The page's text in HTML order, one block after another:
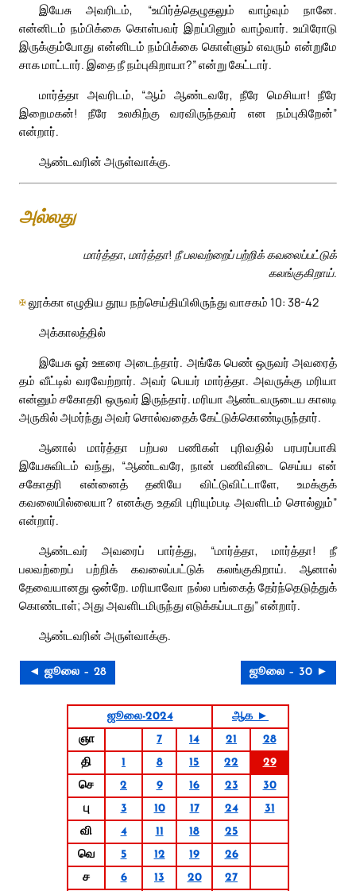
இயேசு அவரிடம், “உயிர்த்தெழுதலும் வாழ்வும் நானே.
என்னிடம் நம்பிக்கை கொள்பவர் இறப்பினும் வாழ்வார். உயிரோடு
இருக்கும்போது என்னிடம் நம்பிக்கை கொள்ளும் எவரும் என்றுமே
சாக மாட்டார். இதை நீ நம்புகிறாயா?” என்று கேட்டார்.
மார்த்தா அவரிடம், “ஆம் ஆண்டவரே, நீரே மெசியா! நீரே
இறைமகன்! நீரே உலகிற்கு வரவிருந்தவர் என நம்புகிறேன்”
என்றார்.
ஆண்டவரின் அருள்வாக்கு.
அல்லது
மார்த்தா, மார்த்தா! நீ பலவற்றைப் பற்றிக் கவலைப்பட்டுக்
கலங்குகிறாய்.
✠லூக்கா எழுதிய தூய நற்செய்தியிலிருந்து வாசகம் 10: 38-42
அக்காலத்தில்
இயேசு ஓர் ஊரை அடைந்தார். அங்கே பெண் ஒருவர் அவரைத்
தம் வீட்டில் வரவேற்றார். அவர் பெயர் மார்த்தா. அவருக்கு மரியா
என்னும் சகோதரி ஒருவர் இருந்தார். மரியா ஆண்டவருடைய காலடி
அருகில் அமர்ந்து அவர் சொல்வதைக் கேட்டுக்கொண்டிருந்தார்.
ஆனால் மார்த்தா பற்பல பணிகள் புரிவதில் பரபரப்பாகி
இயேசுவிடம் வந்து, “ஆண்டவரே, நான் பணிவிடை செய்ய என்
சகோதரி என்னைத் தனியே விட்டுவிட்டாளே, உமக்குக்
கவலையில்லையா? எனக்கு உதவி புரியும்படி அவளிடம் சொல்லும்”
என்றார்.
ஆண்டவர் அவரைப் பார்த்து, “மார்த்தா, மார்த்தா! நீ
பலவற்றைப் பற்றிக் கவலைப்பட்டுக் கலங்குகிறாய். ஆனால்
தேவையானது ஒன்றே. மரியாவோ நல்ல பங்கைத் தேர்ந்தெடுத்துக்
கொண்டாள்; அது அவளிடமிருந்து எடுக்கப்படாது” என்றார்.
ஆண்டவரின் அருள்வாக்கு.
◄ ஜூலை – 28 ஜூலை – 30 ►
ஜூலை-2024
ஆக ►
ஞா
7 14 21
28
தி
1 8 15 22
29
செ
2 9 16 23
30
பு
3 10 17 24
31
வி
4 11 18
25
வெ
5 12 19
26
ச
6 13 20
27